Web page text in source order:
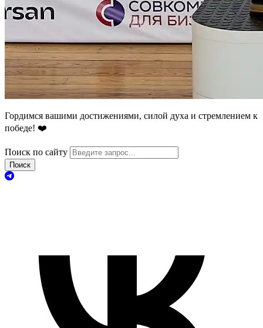
Гордимся вашими достижениями, силой духа и стремлением к
победе! ❤️
Поиск по сайту
Поиск